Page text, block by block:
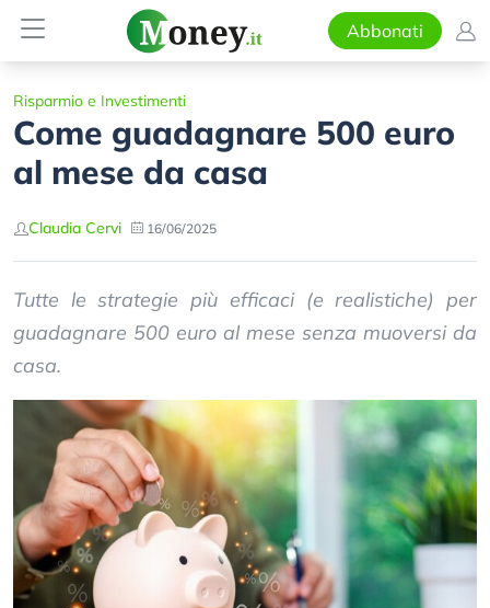
Abbonati
Risparmio e Investimenti
Come guadagnare 500 euro
al mese da casa
Claudia Cervi 16/06/2025
Tutte le strategie più efficaci (e realistiche) per
guadagnare 500 euro al mese senza muoversi da
casa.